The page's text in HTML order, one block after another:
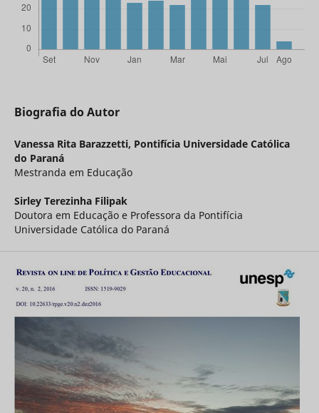
Biografia do Autor
Vanessa Rita Barazzetti, Pontifícia Universidade Católica
do Paraná
Mestranda em Educação
Sirley Terezinha Filipak
Doutora em Educação e Professora da Pontifícia
Universidade Católica do Paraná